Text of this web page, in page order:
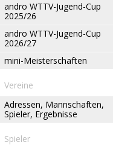
andro WTTV-Jugend-Cup
2025/26
andro WTTV-Jugend-Cup
2026/27
mini-Meisterschaften
Vereine
Adressen, Mannschaften,
Spieler, Ergebnisse
Spieler